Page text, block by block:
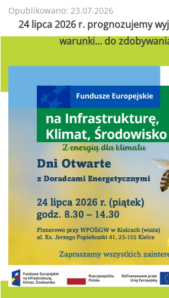
Opublikowano: 23.07.2026
24 lipca 2026 r. prognozujemy
warunki… do